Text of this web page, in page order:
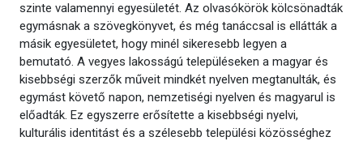
szinte valamennyi egyesületét. Az olvasókörök kölcsönadták
egymásnak a szövegkönyvet, és még tanáccsal is ellátták a
másik egyesületet, hogy minél sikeresebb legyen a
bemutató. A vegyes lakosságú településeken a magyar és
kisebbségi szerzők műveit mindkét nyelven megtanulták, és
egymást követő napon, nemzetiségi nyelven és magyarul is
előadták. Ez egyszerre erősítette a kisebbségi nyelvi,
kulturális identitást és a szélesebb települési közösséghez